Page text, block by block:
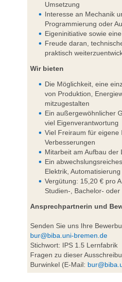
Umsetzung
Interesse an Mechanik
Programmierung oder
Eigeninitiative sowie
Freude daran,
praktisch
Wir bieten
Die Möglichkeit, eine
von Produktion,
mitzugestalten
Ein außergewöhnlicher
viel Eigenverantwortung
Viel Freiraum für eigene
Verbesserungen
Mitarbeit am Aufbau der
Ein
Elektrik,
Vergütung: 15,20 € pro
Studien-, Bachelor-
Ansprechpartnerin und
Senden Sie uns Ihre
bur@biba.uni-bremen.de
Stichwort: IPS 1.5 Lernfabrik
Fragen zu dieser
Burwinkel (E-Mail: